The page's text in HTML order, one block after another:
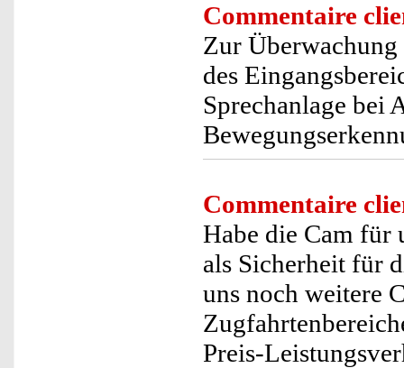
Commentaire
Zur
des
Sprechanlage bei
Commentaire
Habe die Cam für
als Sicherheit für
uns noch weitere
Preis-